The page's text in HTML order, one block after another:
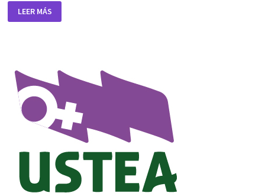
RESOLUCIÓN
DE
23
LA
DIRECCIÓN
DEL
INSTITUTO
ANDALUZ
DE
LA
QUE
RECONOCE
EL
USO
LEER MÁS